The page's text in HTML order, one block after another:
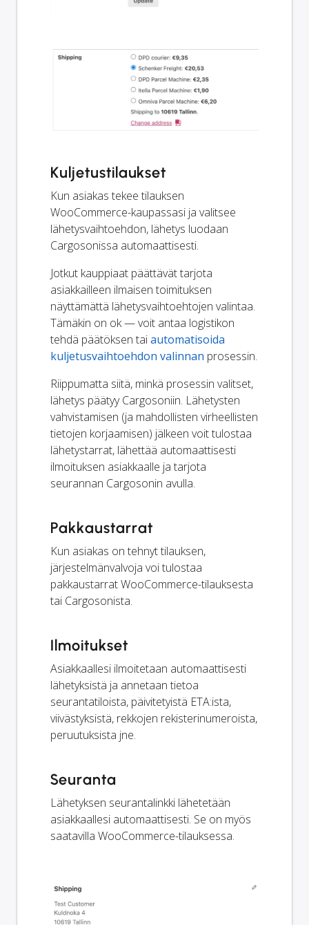
Kuljetustilaukset
Kun asiakas tekee tilauksen
WooCommerce-kaupassasi ja valitsee
lähetysvaihtoehdon, lähetys luodaan
Cargosonissa automaattisesti.
Jotkut kauppiaat päättävät tarjota
asiakkailleen ilmaisen toimituksen
näyttämättä lähetysvaihtoehtojen valintaa.
Tämäkin on ok — voit antaa logistikon
tehdä päätöksen taiautomatisoida
kuljetusvaihtoehdon valinnan prosessin.
Riippumatta siitä, minkä prosessin valitset,
lähetys päätyy Cargosoniin. Lähetysten
vahvistamisen (ja mahdollisten virheellisten
tietojen korjaamisen) jälkeen voit tulostaa
lähetystarrat, lähettää automaattisesti
ilmoituksen asiakkaalle ja tarjota
seurannan Cargosonin avulla.
Pakkaustarrat
Kun asiakas on tehnyt tilauksen,
järjestelmänvalvoja voi tulostaa
pakkaustarrat WooCommerce-tilauksesta
tai Cargosonista.
Ilmoitukset
Asiakkaallesi ilmoitetaan automaattisesti
lähetyksistä ja annetaan tietoa
seurantatiloista, päivitetyistä ETA:ista,
viivästyksistä, rekkojen rekisterinumeroista,
peruutuksista jne.
Seuranta
Lähetyksen seurantalinkki lähetetään
asiakkaallesi automaattisesti. Se on myös
saatavilla WooCommerce-tilauksessa.